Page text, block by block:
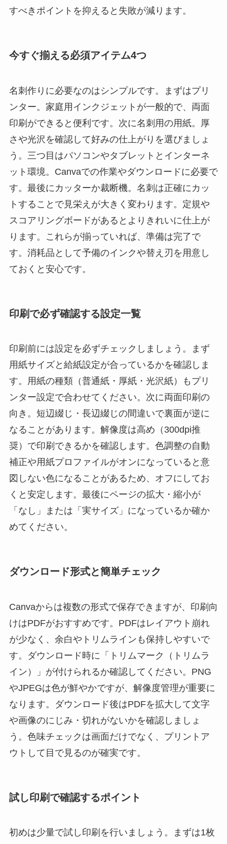
すべきポイントを抑えると失敗が減ります。
今すぐ揃える必須アイテム4つ
名刺作りに必要なのはシンプルです。まずはプリ
ンター。家庭用インクジェットが一般的で、両面
印刷ができると便利です。次に名刺用の用紙。厚
さや光沢を確認して好みの仕上がりを選びましょ
う。三つ目はパソコンやタブレットとインターネ
ット環境。Canvaでの作業やダウンロードに必要で
す。最後にカッターか裁断機。名刺は正確にカッ
トすることで見栄えが大きく変わります。定規や
スコアリングボードがあるとよりきれいに仕上が
ります。これらが揃っていれば、準備は完了で
す。消耗品として予備のインクや替え刃を用意し
ておくと安心です。
印刷で必ず確認する設定一覧
印刷前には設定を必ずチェックしましょう。まず
用紙サイズと給紙設定が合っているかを確認しま
す。用紙の種類（普通紙・厚紙・光沢紙）もプリ
ンター設定で合わせてください。次に両面印刷の
向き。短辺綴じ・長辺綴じの間違いで裏面が逆に
なることがあります。解像度は高め（300dpi推
奨）で印刷できるかを確認します。色調整の自動
補正や用紙プロファイルがオンになっていると意
図しない色になることがあるため、オフにしてお
くと安定します。最後にページの拡大・縮小が
「なし」または「実サイズ」になっているか確か
めてください。
ダウンロード形式と簡単チェック
Canvaからは複数の形式で保存できますが、印刷向
けはPDFがおすすめです。PDFはレイアウト崩れ
が少なく、余白やトリムラインも保持しやすいで
す。ダウンロード時に「トリムマーク（トリムラ
イン）」が付けられるか確認してください。PNG
やJPEGは色が鮮やかですが、解像度管理が重要に
なります。ダウンロード後はPDFを拡大して文字
や画像のにじみ・切れがないかを確認しましょ
う。色味チェックは画面だけでなく、プリントア
ウトして目で見るのが確実です。
試し印刷で確認するポイント
初めは少量で試し印刷を行いましょう。まずは1枚